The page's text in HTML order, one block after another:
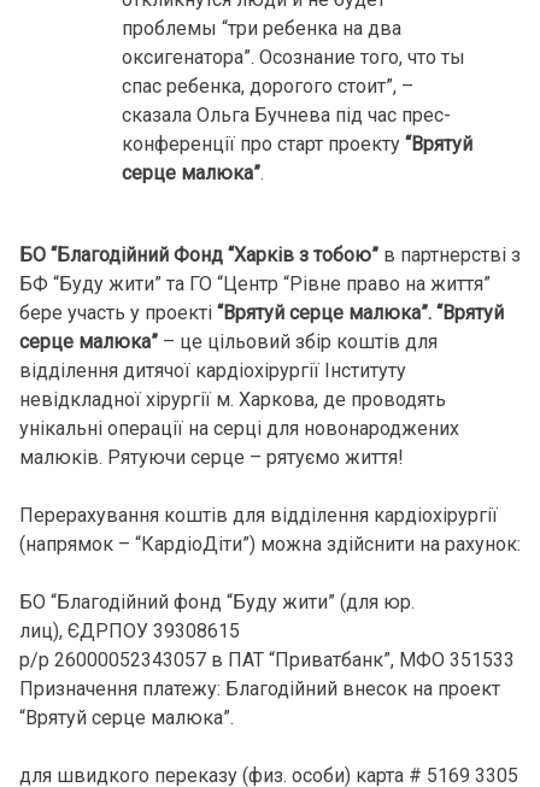
проблемы “три ребенка на два
оксигенатора”. Осознание того, что ты
спас ребенка, дорогого стоит”, –
сказала Ольга Бучнева під час прес-
конференції про старт проекту “Врятуй
серце малюка”.
БО “Благодійний Фонд “Харків з тобою”в партнерстві з
БФ “Буду жити” та ГО “Центр “Рівне право на життя”
бере участь у проекті “Врятуй серце малюка”. “Врятуй
серце малюка”– це цільовий збір коштів для
відділення дитячої кардіохірургії Інституту
невідкладної хірургії м. Харкова, де проводять
унікальні операції на серці для новонароджених
малюків. Рятуючи серце – рятуємо життя!
Перерахування коштів для відділення кардіохірургії
(напрямок – “КардіоДіти”) можна здійснити на рахунок:
БО “Благодійний фонд “Буду жити” (для юр.
лиц), ЄДРПОУ 39308615
р/р 26000052343057 в ПАТ “Приватбанк”, МФО 351533
Призначення платежу: Благодійний внесок на проект
“Врятуй серце малюка”.
для швидкого переказу (физ. особи) карта # 5169 3305